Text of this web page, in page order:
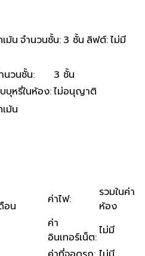
ม้น จำนวนชั้น: 3 ชั้น ลิฟต์:ไม่มี
นวนชั้น:
3 ชั้น
บุหรี่ในห้อง:ไม่อนุญาติ
ม้น
อน
ค่าไฟ:
รวมในค่า
ห้อง
ค่า
อินเทอร์เน็ต:ไม่มี